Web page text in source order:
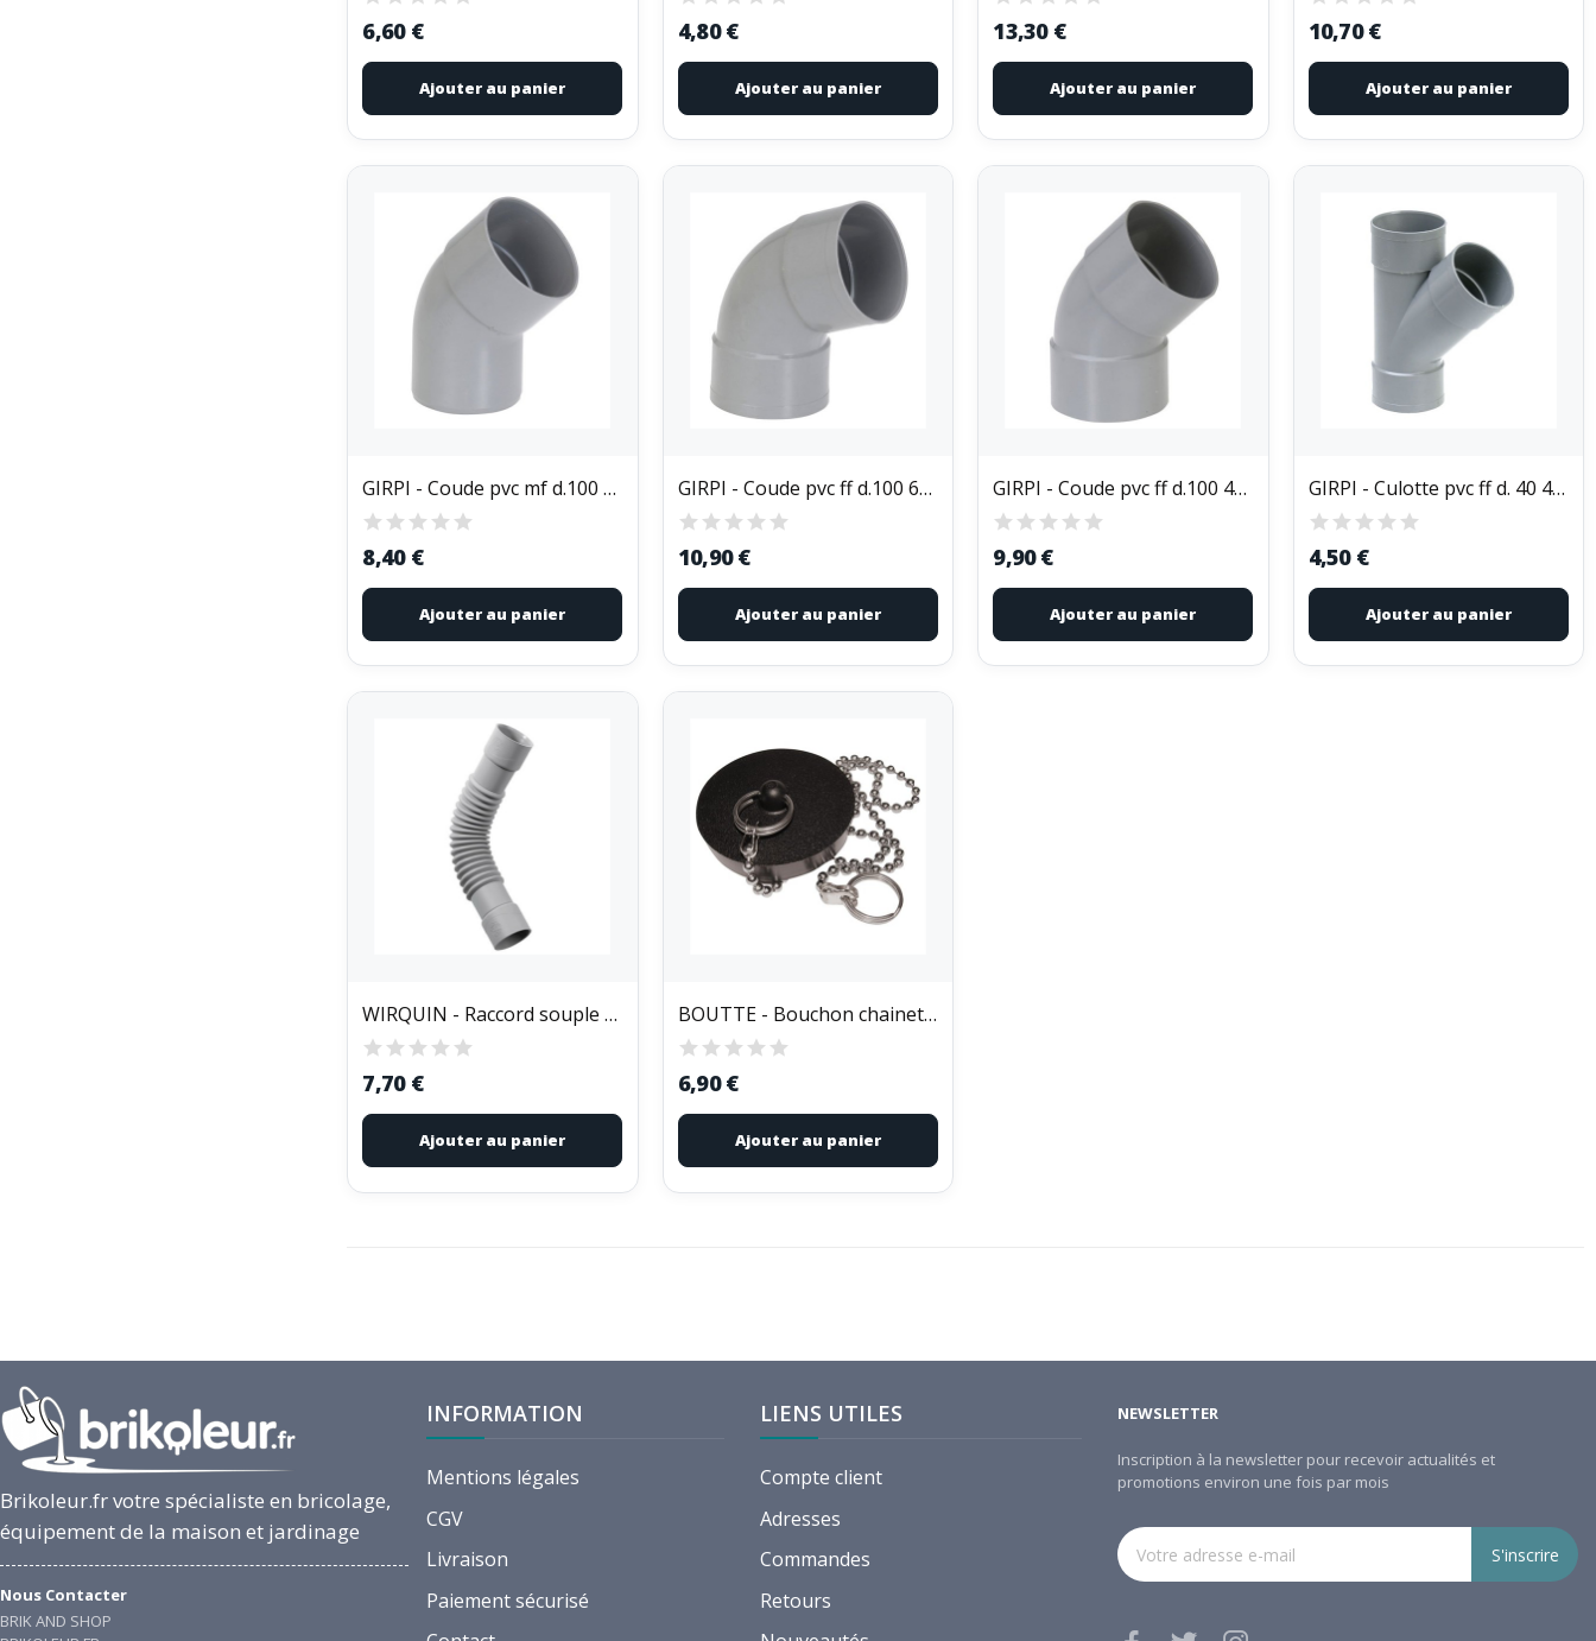
6,60 €
Ajouter au panier
4,80 €
Ajouter au panier
13,30 €
Ajouter au panier
10,70 €
Ajouter au panier
GIRPI - Coude pvc mf d.100 45d
8,40 €
Ajouter au panier
GIRPI - Coude pvc ff d.100 67d
10,90 €
Ajouter au panier
GIRPI - Coude pvc ff d.100 45d
9,90 €
Ajouter au panier
GIRPI - Culotte pvc ff d. 40 45d
4,50 €
Ajouter au panier
WIRQUIN - Raccord souple magicoude d40 mm à coller
7,70 €
Ajouter au panier
BOUTTE - Bouchon chainette noir 45mm sc
6,90 €
Ajouter au panier
Brikoleur.fr votre spécialiste en bricolage,
équipement de la maison et jardinage
Nous Contacter
BRIK AND SHOP
INFORMATION
Mentions légales
CGV
Livraison
Paiement sécurisé
LIENS UTILES
Compte client
Adresses
Commandes
Retours
NEWSLETTER
Inscription à la newsletter pour recevoir actualités et
promotions environ une fois par mois
S'inscrire